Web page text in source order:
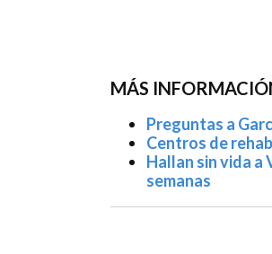
MÁS
Preguntas a
Centros de
Hallan sin vida a
semanas